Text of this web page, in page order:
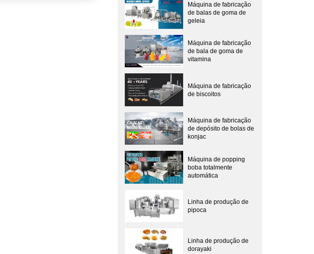
Máquina de fabricação
de balas de goma de
geleia
Máquina de fabricação
de bala de goma de
vitamina
Máquina de fabricação
de biscoitos
Máquina de fabricação
de depósito de bolas de
konjac
Máquina de popping
boba totalmente
automática
Linha de produção de
pipoca
Linha de produção de
dorayaki